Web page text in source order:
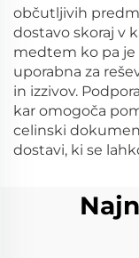
občutljivih
dostavo skoraj v
medtem ko pa je
uporabna za
in izzivov.
kar omogoča
celinski
dostavi, ki se